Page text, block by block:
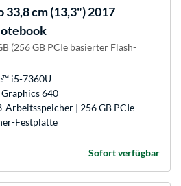
33,8 cm (13,3") 2017
(256 GB PCIe basierter Flash-
i5-7360U
640
Arbeitsspeicher | 256 GB PCIe
Festplatte
Sofort verfügbar